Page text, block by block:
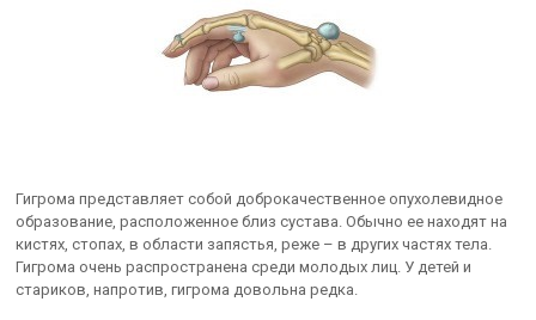
Гигрома представляет собой доброкачественное опухолевидное
образование, расположенное близ сустава. Обычно ее находят на
кистях, стопах, в области запястья, реже – в других частях тела.
Гигрома очень распространена среди молодых лиц. У детей и
стариков, напротив, гигрома довольна редка.